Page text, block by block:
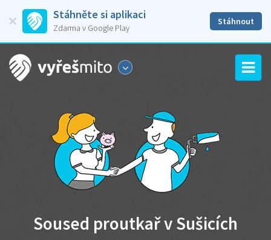
Stáhněte si aplikaci
Zdarma v Google Play
Stáhnout
Soused proutkař v Sušicích